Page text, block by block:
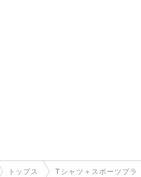
トップス Tシャツ＋スポーツブラ